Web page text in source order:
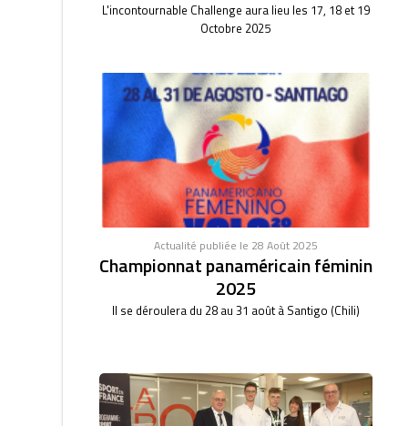
L'incontournable Challenge aura lieu les 17, 18 et 19
Octobre 2025
Actualité publiée le 28 Août 2025
Championnat panaméricain féminin
2025
Il se déroulera du 28 au 31 août à Santigo (Chili)